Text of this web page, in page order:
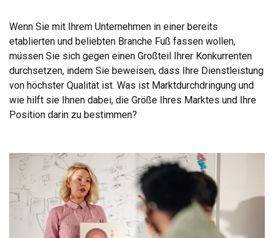
Wenn Sie mit Ihrem Unternehmen in einer bereits
etablierten und beliebten Branche Fuß fassen wollen,
müssen Sie sich gegen einen Großteil Ihrer Konkurrenten
durchsetzen, indem Sie beweisen, dass Ihre Dienstleistung
von höchster Qualität ist. Was ist Marktdurchdringung und
wie hilft sie Ihnen dabei, die Größe Ihres Marktes und Ihre
Position darin zu bestimmen?